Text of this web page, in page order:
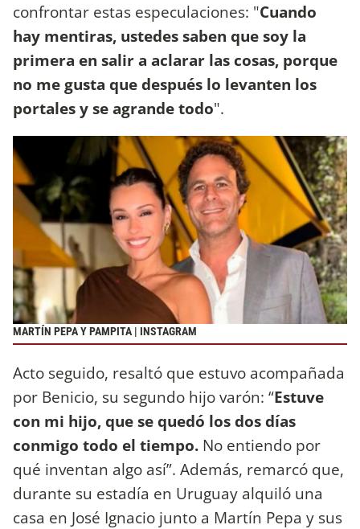
confrontar estas especulaciones: "Cuando
hay mentiras, ustedes saben que soy la
primera en salir a aclarar las cosas, porque
no me gusta que después lo levanten los
portales y se agrande todo".
MARTÍN PEPA Y PAMPITA | INSTAGRAM
Acto seguido, resaltó que estuvo acompañada
por Benicio, su segundo hijo varón: “Estuve
con mi hijo, que se quedó los dos días
conmigo todo el tiempo. No entiendo por
qué inventan algo así”. Además, remarcó que,
durante su estadía en Uruguay alquiló una
casa en José Ignacio junto a Martín Pepa y sus